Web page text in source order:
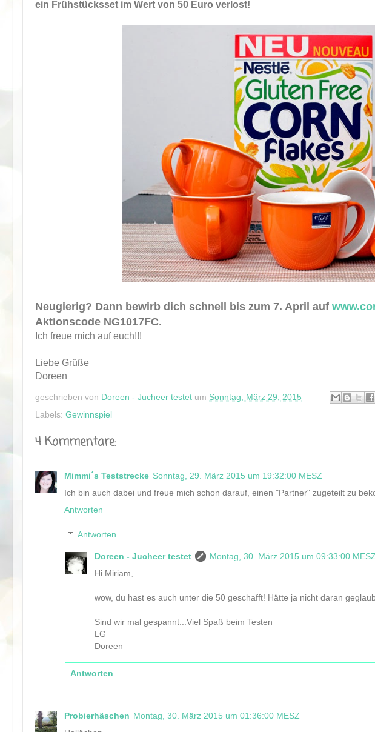
ein Frühstücksset im Wert von 50 Euro verlost!
Neugierig? Dann bewirb dich schnell bis zum 7. April auf
Aktionscode NG1017FC.
Ich freue mich auf euch!!!
Liebe Grüße
Doreen
geschrieben von Doreen - Jucheer testet um Sonntag, März 29, 2015
Labels: Gewinnspiel
4 Kommentare:
Mimmi´s Teststrecke Sonntag, 29. März 2015 um 19:32:00 MESZ
Ich bin auch dabei und freue mich schon darauf, einen "Partner" zugeteilt zu
Antworten
Antworten
Doreen - Jucheer testet
Montag, 30. März 2015 um 09:33:00 MESZ
Hi Miriam,
wow, du hast es auch unter die 50 geschafft! Hätte ja nicht daran
Sind wir mal gespannt...Viel Spaß beim Testen
LG
Doreen
Antworten
Probierhäschen Montag, 30. März 2015 um 01:36:00 MESZ